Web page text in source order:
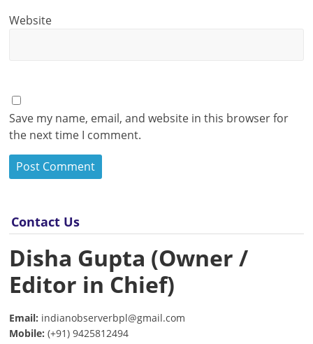
Website
Save my name, email, and website in this browser for
the next time I comment.
Contact Us
Disha Gupta (Owner /
Editor in Chief)
Email: indianobserverbpl@gmail.com
Mobile: (+91) 9425812494